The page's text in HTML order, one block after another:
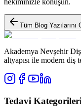
hekiminizle konuşun.
Tüm Blog Yazılarını
Akademya Nevşehir
altyapısı ile modern diş
Tedavi Kategorileri